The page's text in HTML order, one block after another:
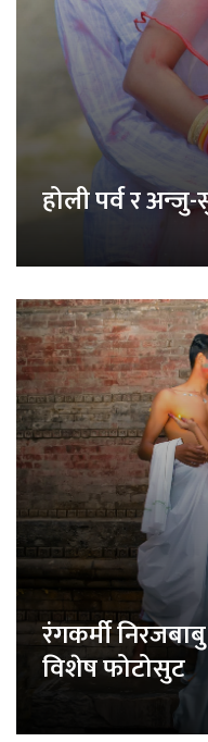
होली पर्व र अन्जु-
रंगकर्मी
विशेष फोटोसुट